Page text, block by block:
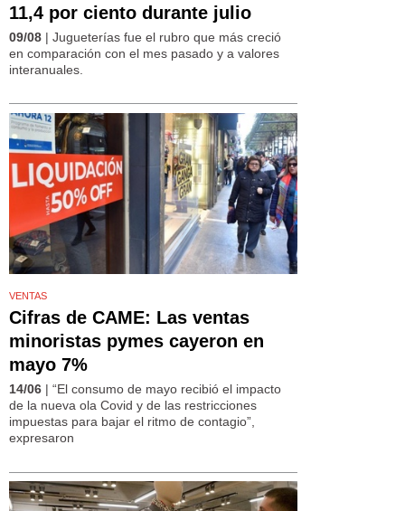
11,4 por ciento durante julio
09/08 | Jugueterías fue el rubro que más creció
en comparación con el mes pasado y a valores
interanuales.
VENTAS
Cifras de CAME: Las ventas
minoristas pymes cayeron en
mayo 7%
14/06 | “El consumo de mayo recibió el impacto
de la nueva ola Covid y de las restricciones
impuestas para bajar el ritmo de contagio”,
expresaron